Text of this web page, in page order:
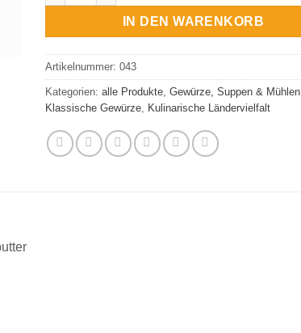
IN DEN WARENKORB
Artikelnummer: 043
Kategorien: alle Produkte Gewürze, Suppen & Mühlen
Klassische Gewürze Kulinarische Ländervielfalt